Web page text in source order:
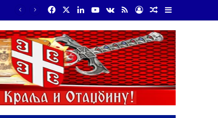
FacebookLinkedInYouTube
vk.com
RSS Log InRandom Article